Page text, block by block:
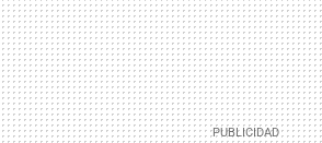
MAIL